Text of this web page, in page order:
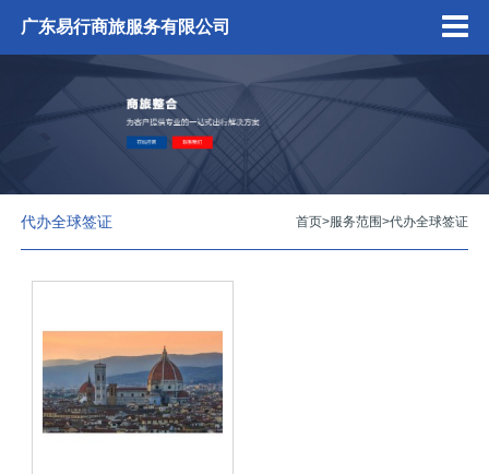
广东易行商旅服务有限公司
代办全球签证 首页>服务范围>代办全球签证